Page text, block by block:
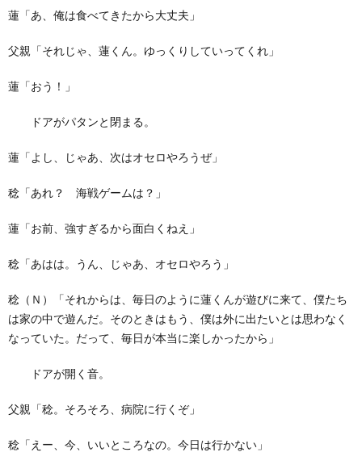
蓮「あ、俺は食べてきたから大丈夫」
父親「それじゃ、蓮くん。ゆっくりしていってくれ」
蓮「おう！」
ドアがパタンと閉まる。
蓮「よし、じゃあ、次はオセロやろうぜ」
稔「あれ？ 海戦ゲームは？」
蓮「お前、強すぎるから面白くねえ」
稔「あはは。うん、じゃあ、オセロやろう」
稔（Ｎ）「それからは、毎日のように蓮くんが遊びに来て、僕たち
は家の中で遊んだ。そのときはもう、僕は外に出たいとは思わなく
なっていた。だって、毎日が本当に楽しかったから」
ドアが開く音。
父親「稔。そろそろ、病院に行くぞ」
稔「えー、今、いいところなの。今日は行かない」